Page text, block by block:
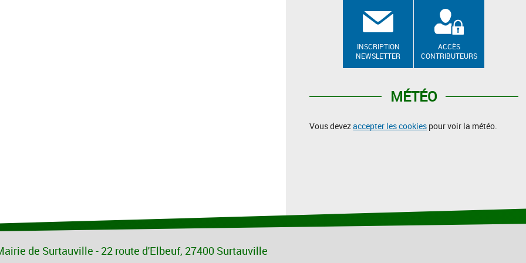
INSCRIPTION
NEWSLETTER
ACCÈS
CONTRIBUTEURS
MÉTÉO
Vous devezaccepter les cookies pour voir la météo.
de Surtauville - 22 route d'Elbeuf, 27400 Surtauville